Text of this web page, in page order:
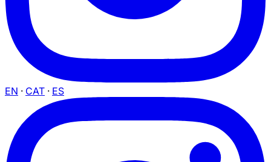
EN · CAT · ES